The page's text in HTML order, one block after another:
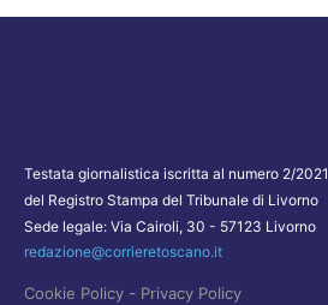
Testata giornalistica iscritta al numero 2/2021
del Registro Stampa del Tribunale di Livorno
Sede legale: Via Cairoli, 30 - 57123 Livorno
redazione@corrieretoscano.it
Cookie Policy - Privacy Policy